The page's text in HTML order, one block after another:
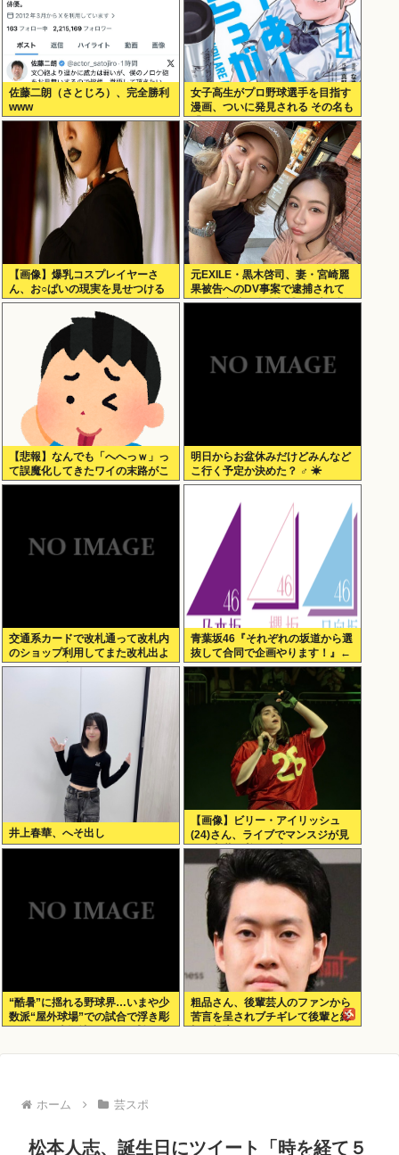
佐藤二朗（さとじろ）、完全勝利
www
女子高生がプロ野球選手を目指す
漫画、ついに発見される その名も
「ゆーあーすらっがー」
【画像】爆乳コスプレイヤーさ
ん、お○ぱいの現実を見せつける
ｗｗｗ
元EXILE・黒木啓司、妻・宮崎麗
果被告へのDV事案で逮捕されて
いた 宮崎は全身打撲、頭部裂傷
【悲報】なんでも「へへっｗ」っ
て誤魔化してきたワイの末路がこ
ちらwww
明日からお盆休みだけどみんなど
こ行く予定か決めた？ ‍♂ ☀
交通系カードで改札通って改札内
のショップ利用してまた改札出よ
うとしたら出られなくてワロタ
青葉坂46『それぞれの坂道から選
抜して合同で企画やります！』←
これが最悪だよな
井上春華、へそ出し
【画像】ビリー・アイリッシュ
(24)さん、ライブでマンスジが見
える衣装を着て炎上
“酷暑”に揺れる野球界…いまや少
数派“屋外球場”での試合で浮き彫
粗品さん、後輩芸人のファンから
苦言を呈されブチギレて後輩と縁
ホーム 芸スポ
松本人志、誕生日にツイート「時を経て５